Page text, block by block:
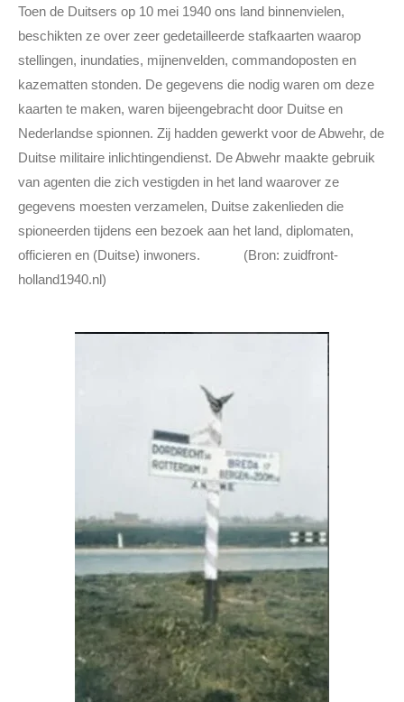
Toen de Duitsers op 10 mei 1940 ons land binnenvielen,
beschikten ze over zeer gedetailleerde stafkaarten waarop
stellingen, inundaties, mijnenvelden, commandoposten en
kazematten stonden. De gegevens die nodig waren om deze
kaarten te maken, waren bijeengebracht door Duitse en
Nederlandse spionnen. Zij hadden gewerkt voor de Abwehr, de
Duitse militaire inlichtingendienst. De Abwehr maakte gebruik
van agenten die zich vestigden in het land waarover ze
gegevens moesten verzamelen, Duitse zakenlieden die
spioneerden tijdens een bezoek aan het land, diplomaten,
officieren en (Duitse) inwoners. (Bron: zuidfront-
holland1940.nl)